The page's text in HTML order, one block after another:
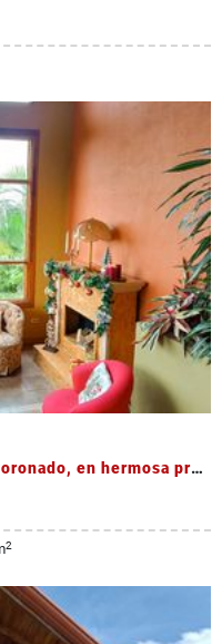
Venta de casa en San Rafael de Coronado, en hermosa propiedad
2